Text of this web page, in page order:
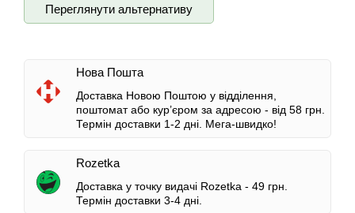
Переглянути альтернативу
Нова Пошта
Доставка Новою Поштою у відділення,
поштомат або кур’єром за адресою - від 58 грн.
Термін доставки 1-2 дні. Мега-швидко!
Rozetka
Доставка у точку видачі Rozetka - 49 грн.
Термін доставки 3-4 дні.